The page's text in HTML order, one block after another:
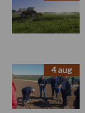
4 aug